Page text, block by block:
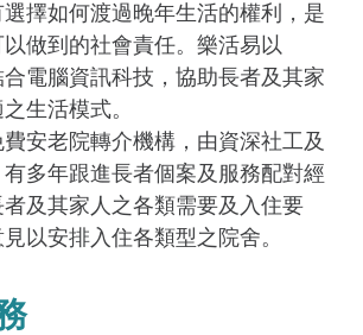
擇如何渡過晚年生活的權利，是
做到的社會責任。樂活易以
合電腦資訊科技，協助長者及其家
生活模式。
安老院轉介機構，由資深社工及
多年跟進長者個案及服務配對經
及其家人之各類需要及入住要
以安排入住各類型之院舍。